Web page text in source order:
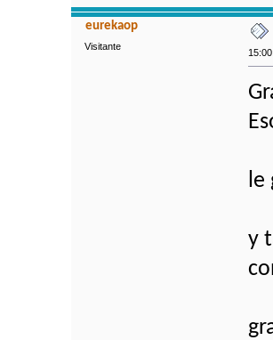
eurekaop
Visitante
y